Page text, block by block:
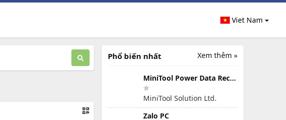
Viet Nam
Xem thêm »
Phổ biến nhất
MiniTool Power Data Recovery Free 8.5.0
MiniTool Solution Ltd.
Zalo PC